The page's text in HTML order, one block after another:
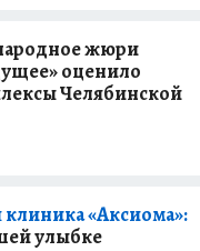
жюри
оценило
Челябинской
клиника «Аксиома»:
улыбке